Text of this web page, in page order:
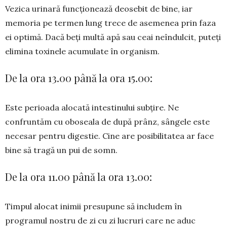
Vezica urinară funcționează deosebit de bine, iar
memoria pe termen lung trece de asemenea prin faza
ei optimă. Dacă beți multă apă sau ceai neîndulcit, puteți
elimina toxinele acumulate în organism.
De la ora 13.00 până la ora 15.00:
Este perioada alocată intestinului subțire. Ne
confruntăm cu oboseala de după prânz, sângele este
necesar pentru digestie. Cine are posibilitatea ar face
bine să tragă un pui de somn.
De la ora 11.00 până la ora 13.00:
Timpul alocat inimii presupune să includem în
programul nostru de zi cu zi lucruri care ne aduc